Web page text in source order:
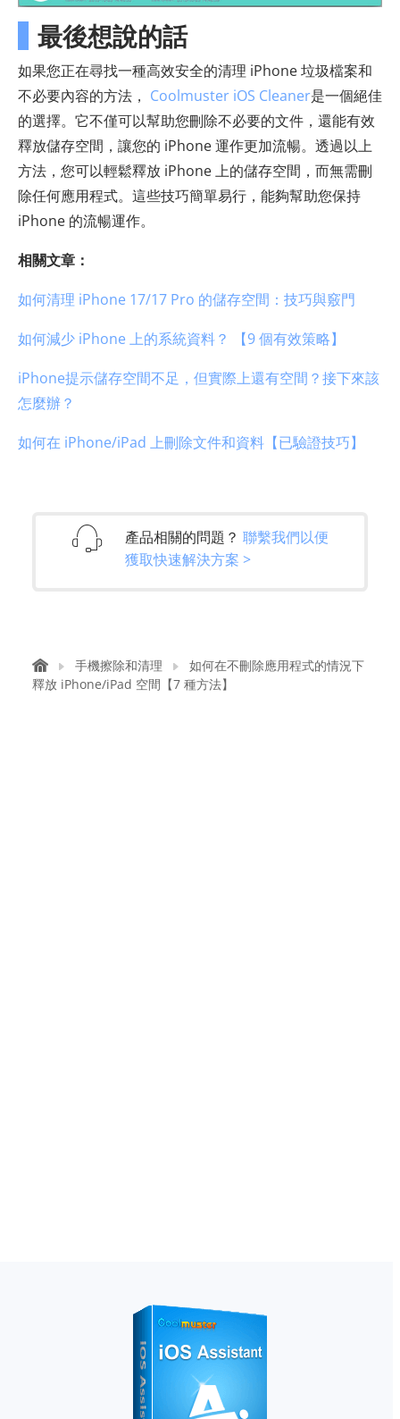
最後想說的話
如果您正在尋找一種高效安全的清理 iPhone 垃圾檔案和
不必要內容的方法， Coolmuster iOS Cleaner是一個絕佳
的選擇。它不僅可以幫助您刪除不必要的文件，還能有效
釋放儲存空間，讓您的 iPhone 運作更加流暢。透過以上
方法，您可以輕鬆釋放 iPhone 上的儲存空間，而無需刪
除任何應用程式。這些技巧簡單易行，能夠幫助您保持
iPhone 的流暢運作。
相關文章：
如何清理 iPhone 17/17 Pro 的儲存空間：技巧與竅門
如何減少 iPhone 上的系統資料？ 【9 個有效策略】
iPhone提示儲存空間不足，但實際上還有空間？接下來該
怎麼辦？
如何在 iPhone/iPad 上刪除文件和資料【已驗證技巧】
產品相關的問題？ 聯繫我們以便
獲取快速解決方案 >
手機擦除和清理
如何在不刪除應用程式的情況下
釋放 iPhone/iPad 空間【7 種方法】